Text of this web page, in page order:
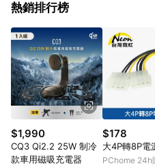
熱銷排行榜
$1,990
CQ3 Qi2.2 25W 制冷
款車用磁吸充電器
$178
大4P轉8P電
PChome 24h